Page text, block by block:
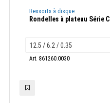
Ressorts à disque
Rondelles à plateau Série C
Art. 861260.0030